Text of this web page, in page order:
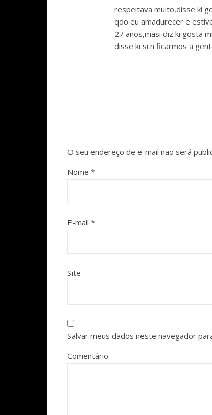
respeitava muito,disse ki
qdo eu amadurecer e
27 anos,masi diz ki gosta
disse ki si n ficarmos a
O seu endereço de e-mail não será
Nome *
E-mail *
Site
Salvar meus dados neste navegador
Comentário